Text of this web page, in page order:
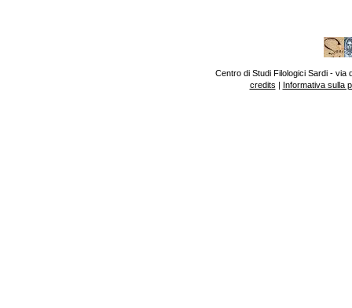
Centro di Studi Filologici Sardi - via
credits | Informativa sulla